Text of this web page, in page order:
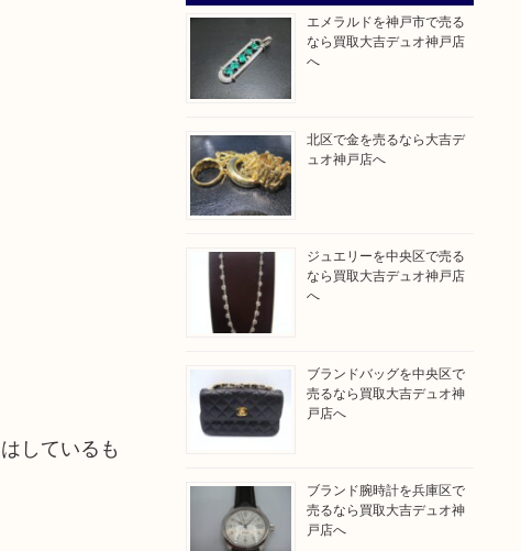
しているも
エメラルドを神戸市で売る
なら買取大吉デュオ神戸店
へ
北区で金を売るなら大吉デ
ュオ神戸店へ
ジュエリーを中央区で売る
なら買取大吉デュオ神戸店
へ
ブランドバッグを中央区で
売るなら買取大吉デュオ神
戸店へ
ブランド腕時計を兵庫区で
売るなら買取大吉デュオ神
戸店へ